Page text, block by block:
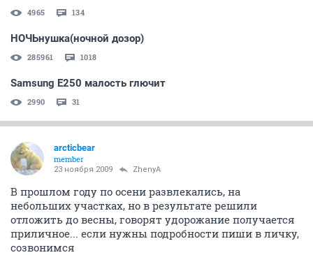
4965 134
НОЧЬнушка(ночной дозор)
285961 1018
Samsung E250 малость глючит
2990 31
arcticbear
member
23 ноября 2009 ZhenyA
В прошлом году по осени развлекались, на
небольших участках, но в результате решили
отложить до весны, говорят удорожание получается
приличное... если нужны подробности пиши в личку,
созвонимся